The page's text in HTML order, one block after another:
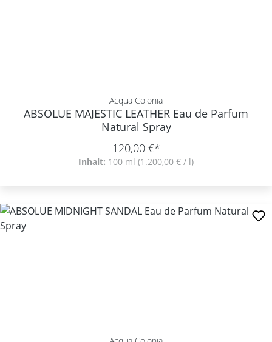
Acqua Colonia
ABSOLUE MAJESTIC LEATHER Eau de Parfum
Natural Spray
120,00 €*
Inhalt: 100 ml (1.200,00 € / l)